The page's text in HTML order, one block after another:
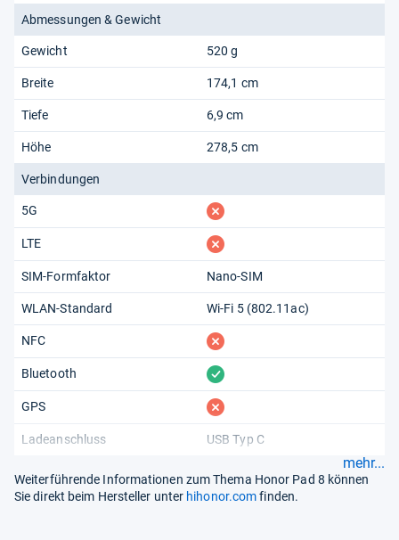
Abmessungen & Gewicht
Gewicht 520 g
Breite 174,1 cm
Tiefe 6,9 cm
Höhe 278,5 cm
Verbindungen
5G fehlt
LTE fehlt
SIM-Formfaktor Nano-SIM
WLAN-Standard Wi-Fi 5 (802.11​ac)
NFC fehlt
Bluetooth vorhanden
GPS fehlt
Ladeanschluss USB Typ C
mehr...
Weiterführende Informationen zum Thema Honor Pad 8 können
Sie direkt beim Hersteller unter hihonor.comfinden.